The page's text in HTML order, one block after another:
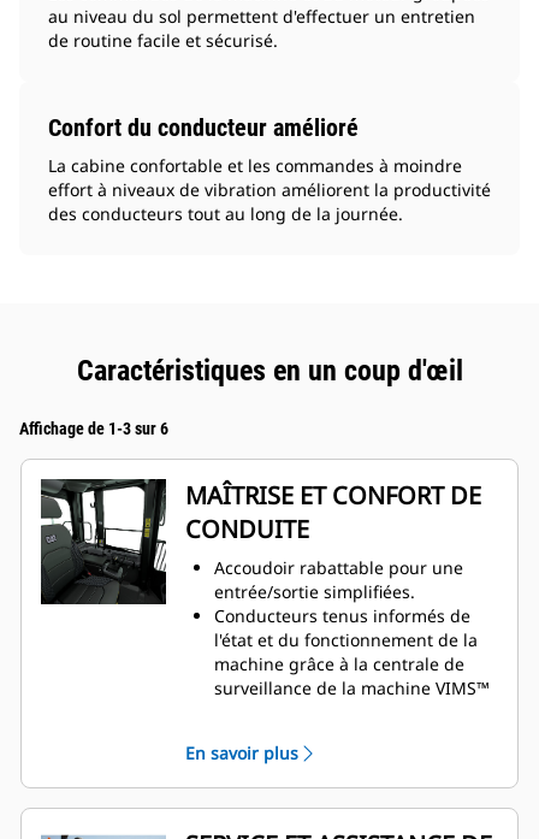
au niveau du sol permettent d'effectuer un entretien
de routine facile et sécurisé.
Confort du conducteur amélioré
La cabine confortable et les commandes à moindre
effort à niveaux de vibration améliorent la productivité
des conducteurs tout au long de la journée.
Caractéristiques en un coup d'œil
Affichage de 1-3 sur 6
MAÎTRISE ET CONFORT DE
CONDUITE
Accoudoir rabattable pour une
entrée/sortie simplifiées.
Conducteurs tenus informés de
l'état et du fonctionnement de la
machine grâce à la centrale de
surveillance de la machine VIMS™
Visibilité améliorées grâce à la
caméra de vision arrière montée
de série.
La régulation automatique de la
En savoir plus